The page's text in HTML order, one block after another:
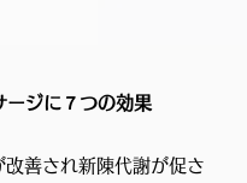
ージに７つの効果
改善され新陳代謝が促さ